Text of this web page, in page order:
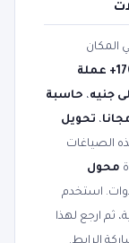
المكان
محول العملات - 170+ عملة
جنيه، حاسبة
، تحويل
الصياغات
محول
استخدم
ثم ارجع لهذا